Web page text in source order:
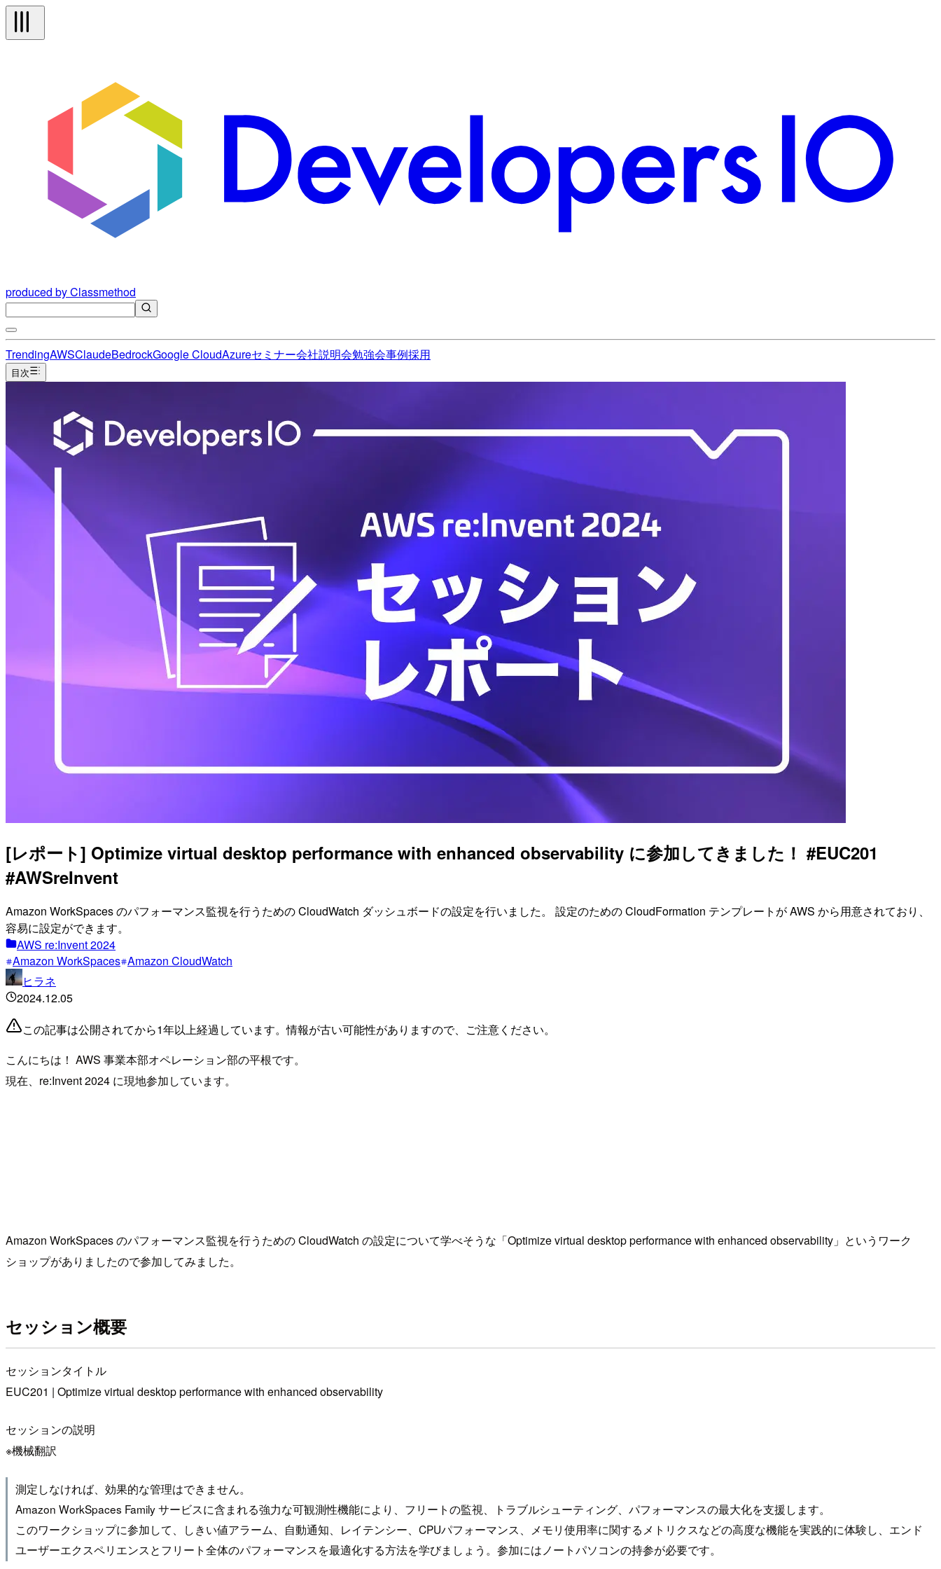
produced by Classmethod
TrendingAWSClaudeBedrockGoogle CloudAzureセミナー会社説明会勉強会事例採用
目次
[レポート] Optimize virtual desktop performance with enhanced observability に参加してきました！ #EUC201
#AWSreInvent
Amazon WorkSpaces のパフォーマンス監視を行うための CloudWatch ダッシュボードの設定を行いました。 設定のための CloudFormation テンプレートが AWS から用意されており、
容易に設定ができます。
AWS re:Invent 2024
Amazon WorkSpaces Amazon CloudWatch
ヒラネ
2024.12.05
この記事は公開されてから1年以上経過しています。情報が古い可能性がありますので、ご注意ください。
こんにちは！ AWS 事業本部オペレーション部の平根です。
現在、re:Invent 2024 に現地参加しています。
Amazon WorkSpaces のパフォーマンス監視を行うための CloudWatch の設定について学べそうな「Optimize virtual desktop performance with enhanced observability」というワーク
ショップがありましたので参加してみました。
セッション概要
セッションタイトル
EUC201 | Optimize virtual desktop performance with enhanced observability
セッションの説明
※機械翻訳
測定しなければ、効果的な管理はできません。
Amazon WorkSpaces Family サービスに含まれる強力な可観測性機能により、フリートの監視、トラブルシューティング、パフォーマンスの最大化を支援します。
このワークショップに参加して、しきい値アラーム、自動通知、レイテンシー、CPUパフォーマンス、メモリ使用率に関するメトリクスなどの高度な機能を実践的に体験し、エンド
ユーザーエクスペリエンスとフリート全体のパフォーマンスを最適化する方法を学びましょう。参加にはノートパソコンの持参が必要です。